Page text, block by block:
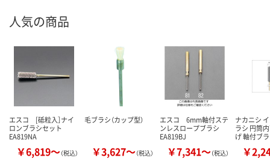
人気の商品
エスコ [砥粒入］ナイ
ロンブラシセット
EA819NA
￥6,819～（税込）
毛ブラシ（カップ型）
￥3,627～（税込）
エスコ 6mm軸付ステ
ンレスロープブラシ
EA819BJ
￥7,341～（税込）
ナカニシ
ラシ 円筒
げ 軸付ブ
￥